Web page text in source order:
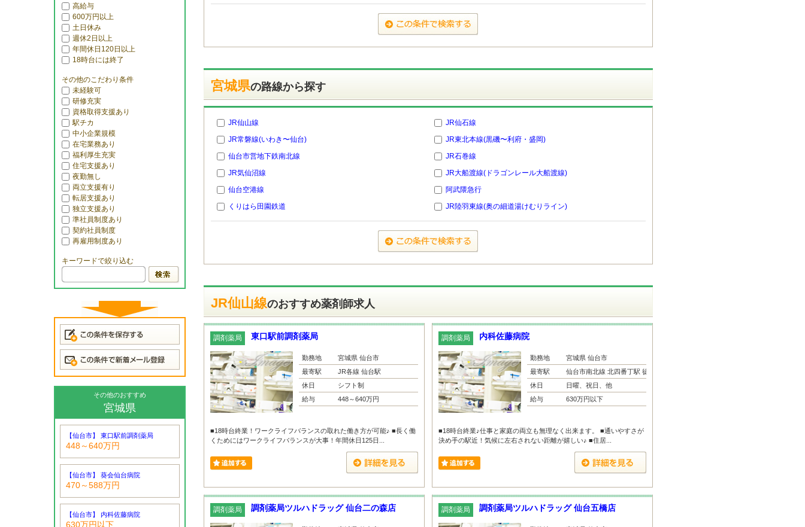
高給与
600万円以上
土日休み
週休2日以上
年間休日120日以上
18時台には終了
その他のこだわり条件
未経験可
研修充実
資格取得支援あり
駅チカ
中小企業規模
在宅業務あり
福利厚生充実
住宅支援あり
夜勤無し
両立支援有り
転居支援あり
独立支援あり
準社員制度あり
契約社員制度
再雇用制度あり
キーワードで絞り込む
その他のおすすめ
宮城県
【仙台市】 東口駅前調剤薬局
448～640万円
【仙台市】 葵会仙台病院
470～588万円
【仙台市】 内科佐藤病院
630万円以下
宮城県の路線から探す
JR仙山線
JR仙石線
JR常磐線(いわき〜仙台)
JR東北本線(黒磯〜利府・盛岡)
仙台市営地下鉄南北線
JR石巻線
JR気仙沼線
JR大船渡線(ドラゴンレール大船渡線)
仙台空港線
阿武隈急行
くりはら田園鉄道
JR陸羽東線(奥の細道湯けむりライン)
JR仙山線のおすすめ薬剤師求人
調剤薬局 東口駅前調剤薬局
勤務地
宮城県 仙台市
最寄駅
JR各線 仙台駅
休日
シフト制
給与
448～640万円
■18時台終業！ワークライフバランスの取れた働き方が可能♪ ■長く働
くためにはワークライフバランスが大事！年間休日125日...
調剤薬局 内科佐藤病院
勤務地
宮城県 仙台市
最寄駅
仙台市南北線 北四番丁駅 徒...
休日
日曜、祝日、他
給与
630万円以下
■18時台終業♪仕事と家庭の両立も無理なく出来ます。 ■通いやすさが
決め手の駅近！気候に左右されない距離が嬉しい♪ ■住居...
調剤薬局 調剤薬局ツルハドラッグ 仙台二の森店 調剤薬局 調剤薬局ツルハドラッグ 仙台五橋店